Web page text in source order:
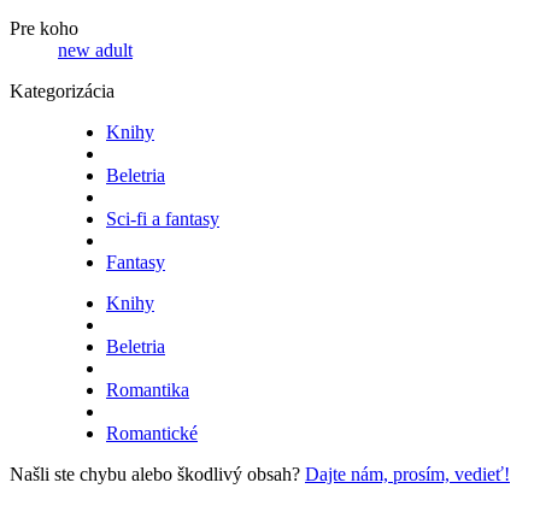
Pre koho
new adult
Kategorizácia
Knihy
Beletria
Sci-fi a fantasy
Fantasy
Knihy
Beletria
Romantika
Romantické
Našli ste chybu alebo škodlivý obsah? Dajte nám, prosím, vedieť!